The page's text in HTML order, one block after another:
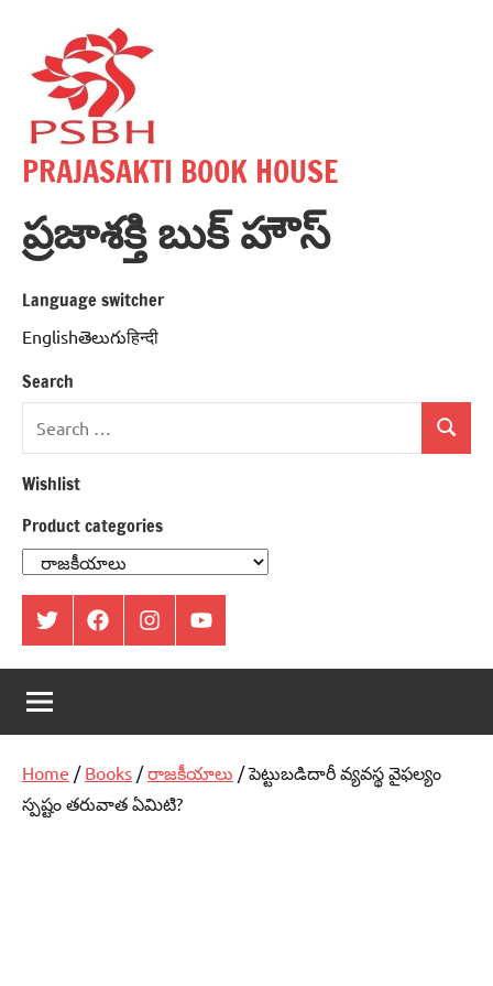
content
PRAJASAKTI BOOK HOUSE
ప్రజాశక్తి బుక్ హౌస్
Language switcher
Englishతెలుగుहिन्दी
Search
Search
for:
Search
Wishlist
Product categories
ట్విట్టర్
ఫేస్
బుక్
ఇంస్టాగ్రామ్యూట్యూబ్
Home / Books /రాజకీయాలు / పెట్టుబడిదారీ వ్యవస్థ వైఫల్యం
స్పష్టం తరువాత ఏమిటి?